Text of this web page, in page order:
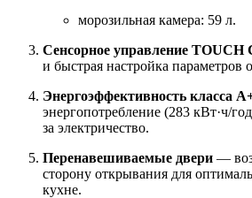
морозильная камера: 59 л.
Сенсорное управление TOUCH
и быстрая настройка параметров
Энергоэффективность класса
энергопотребление (283 кВт·ч/
за электричество.
Перенавешиваемые двери —
сторону открывания для
кухне.